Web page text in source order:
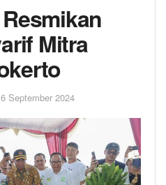
Mitra
September 2024